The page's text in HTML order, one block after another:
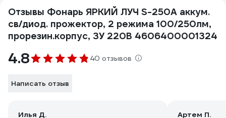
Отзывы Фонарь ЯРКИЙ ЛУЧ S-250A аккум.
св/диод. прожектор, 2 режима 100/250лм,
прорезин.корпус, ЗУ 220В 4606400001324
4.8 40 отзывов
Написать отзыв
Илья Д. Артем П.